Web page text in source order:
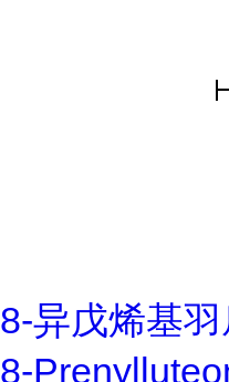
8-异戊烯基
8-